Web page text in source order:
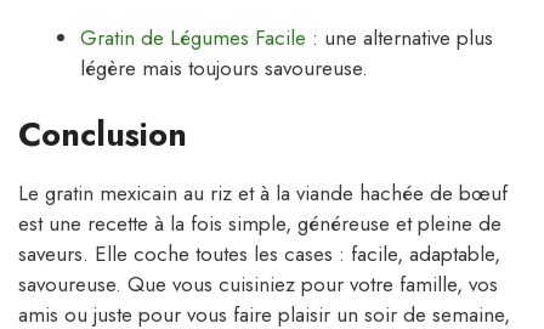
Gratin de Légumes Facile : une alternative plus
légère mais toujours savoureuse.
Conclusion
Le gratin mexicain au riz et à la viande hachée de bœuf
est une recette à la fois simple, généreuse et pleine de
saveurs. Elle coche toutes les cases : facile, adaptable,
savoureuse. Que vous cuisiniez pour votre famille, vos
amis ou juste pour vous faire plaisir un soir de semaine,